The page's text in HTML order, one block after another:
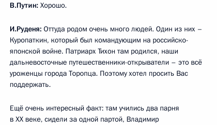
В.Путин: Хорошо.
И.Руденя: Оттуда родом очень много людей. Один из них –
Куропаткин, который был командующим на российско-
японской войне. Патриарх Тихон там родился, наши
дальневосточные путешественники-открыватели – это всё
уроженцы города Торопца. Поэтому хотел просить Вас
поддержать.
Ещё очень интересный факт: там учились два парня
в XX веке, сидели за одной партой, Владимир